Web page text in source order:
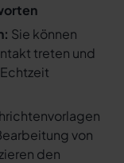
Sie können
treten und
von
den